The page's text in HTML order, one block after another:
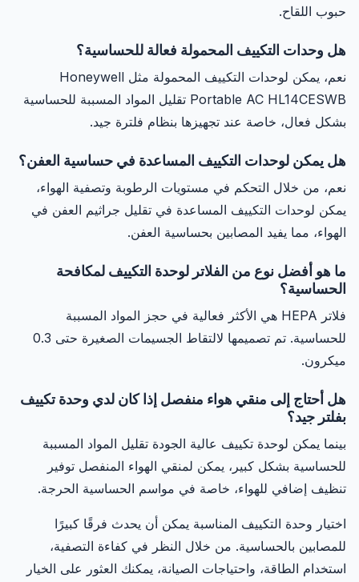
حبوب اللقاح.
هل وحدات التكييف المحمولة فعالة للحساسية؟
نعم، يمكن لوحدات التكييف المحمولة مثل Honeywell
Portable AC HL14CESWB تقليل المواد المسببة للحساسية
بشكل فعال، خاصة عند تجهيزها بنظام فلترة جيد.
هل يمكن لوحدات التكييف المساعدة في حساسية العفن؟
نعم، من خلال التحكم في مستويات الرطوبة وتصفية الهواء،
يمكن لوحدات التكييف المساعدة في تقليل جراثيم العفن في
الهواء، مما يفيد المصابين بحساسية العفن.
ما هو أفضل نوع من الفلاتر لوحدة التكييف لمكافحة
الحساسية؟
فلاتر HEPA هي الأكثر فعالية في حجز المواد المسببة
للحساسية. تم تصميمها لالتقاط الجسيمات الصغيرة حتى 0.3
ميكرون.
هل أحتاج إلى منقي هواء منفصل إذا كان لدي وحدة تكييف
بفلتر جيد؟
بينما يمكن لوحدة تكييف عالية الجودة تقليل المواد المسببة
للحساسية بشكل كبير، يمكن لمنقي الهواء المنفصل توفير
تنظيف إضافي للهواء، خاصة في مواسم الحساسية الحرجة.
اختيار وحدة التكييف المناسبة يمكن أن يحدث فرقًا كبيرًا
للمصابين بالحساسية. من خلال النظر في كفاءة التصفية،
استخدام الطاقة، واحتياجات الصيانة، يمكنك العثور على الخيار